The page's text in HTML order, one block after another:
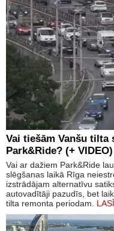
Vai tiešām Vanšu tilta
Park&Ride? (+ VIDEO)
Vai ar dažiem Park&Ride
slēgšanas laikā Rīga
izstrādājam alternatīvu
autovadītāji pazudīs, bet
tilta remonta periodam.